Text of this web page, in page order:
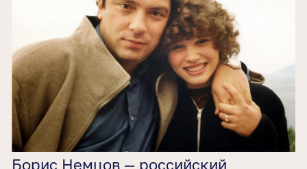
Борис Немцов — российский